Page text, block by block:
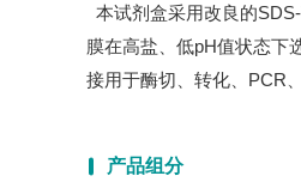
本试剂盒采用改良的
膜在高盐、低pH值状态下
接用于酶切、转化、PCR
产品组分